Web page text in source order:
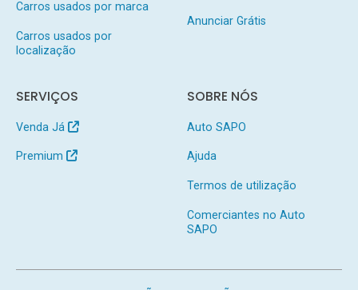
Carros usados por marca
Carros usados por
localização
Anunciar Grátis
SERVIÇOS
Venda Já
Premium
SOBRE NÓS
Auto SAPO
Ajuda
Termos de utilização
Comerciantes no Auto
SAPO